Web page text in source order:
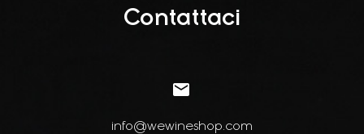
Contattaci


info@wewineshop.com